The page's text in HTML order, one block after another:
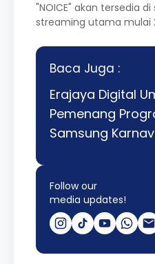
"NOICE" akan tersedia
streaming utama mulai
Baca Juga :
Erajaya Digital
Pemenang
Samsung Karnav
Follow our
media updates!